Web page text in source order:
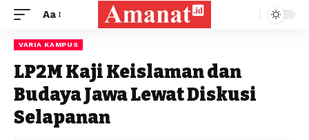
Aa
VARIA KAMPUS
LP2M Kaji Keislaman dan
Budaya Jawa Lewat Diskusi
Selapanan